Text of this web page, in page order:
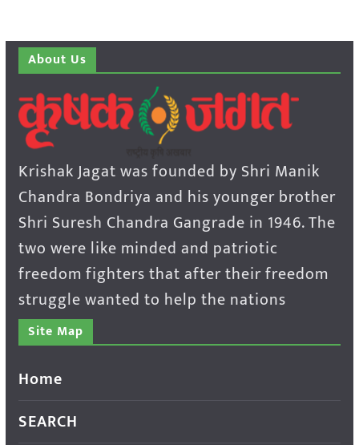
About Us
Krishak Jagat was founded by Shri Manik
Chandra Bondriya and his younger brother
Shri Suresh Chandra Gangrade in 1946. The
two were like minded and patriotic
freedom fighters that after their freedom
struggle wanted to help the nations
Site Map
Home
SEARCH